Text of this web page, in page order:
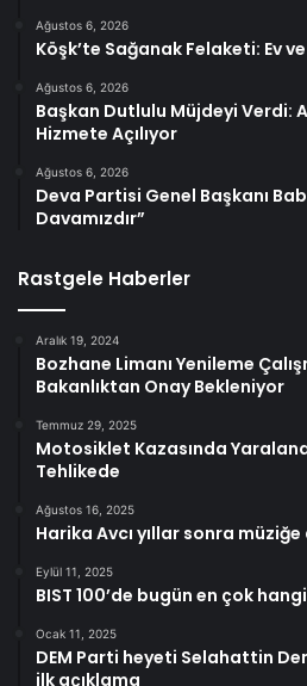
Ağustos 6, 2026
Köşk’te Sağanak Felaketi: Ev
Ağustos 6, 2026
Başkan Dutlulu Müjdeyi Verdi:
Hizmete Açılıyor
Ağustos 6, 2026
Deva Partisi Genel Başkanı
Davamızdır”
Rastgele Haberler
Aralık 19, 2024
Bozhane Limanı Yenileme
Bakanlıktan Onay Bekleniyor
Temmuz 29, 2025
Motosiklet Kazasında
Tehlikede
Ağustos 16, 2025
Harika Avcı yıllar sonra
Eylül 11, 2025
BIST 100’de bugün en çok
Ocak 11, 2025
DEM Parti heyeti Selahattin
ilk açıklama